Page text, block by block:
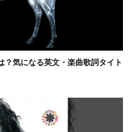
気になる英文・楽曲歌詞タイト